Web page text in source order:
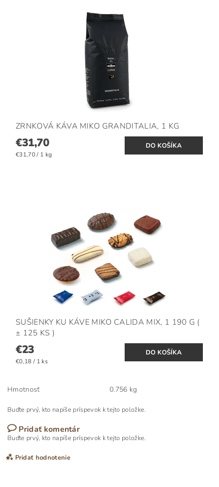
ZRNKOVÁ KÁVA MIKO GRANDITALIA, 1 KG
€31,70
€31,70 / 1 kg
SUŠIENKY KU KÁVE MIKO CALIDA MIX, 1 190 G (
± 125 KS )
€23
€0,18 / 1 ks
Hmotnosť 0.756 kg
Buďte prvý, kto napíše príspevok k tejto položke.
Pridať komentár
Buďte prvý, kto napíše príspevok k tejto položke.
Pridať hodnotenie